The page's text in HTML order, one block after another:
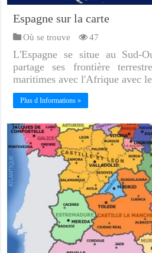
Espagne sur la carte
Où se trouve 47
L'Espagne se situe au Sud-
partage ses frontière
maritimes avec l'Afrique avec
Plus d Informations »